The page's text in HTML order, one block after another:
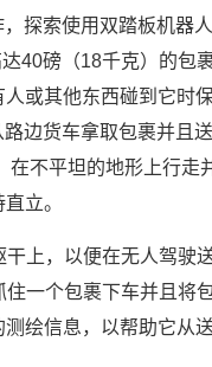
探索使用双踏板机器
40磅（18千克）的包
或其他东西碰到它时
边货车拿取包裹并且
不平坦的地形上行走
立。
上，以便在无人驾驶
一个包裹下车并且将
绘信息，以帮助它从